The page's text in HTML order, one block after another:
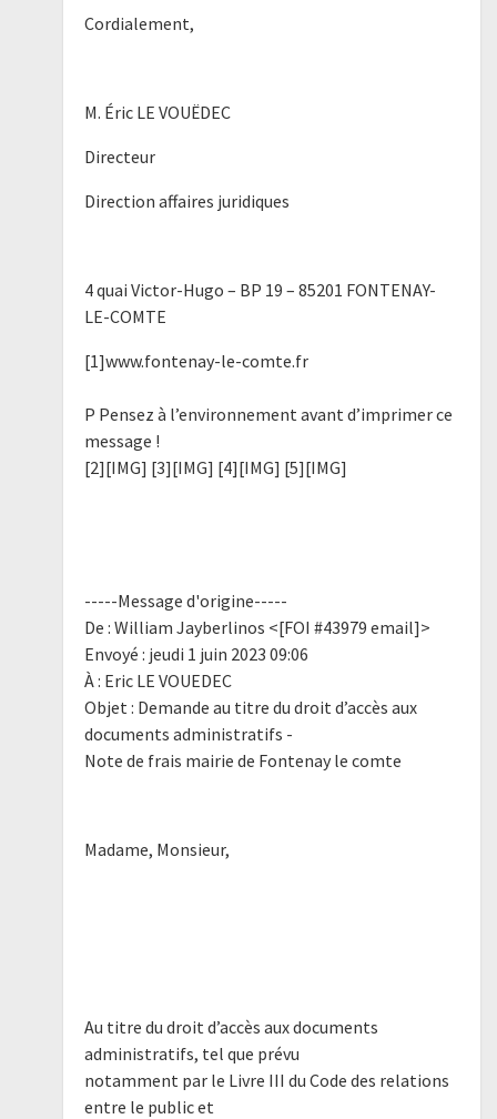
Cordialement,
M. Éric LE VOUËDEC
Directeur
Direction affaires juridiques
4 quai Victor-Hugo – BP 19 – 85201 FONTENAY-
LE-COMTE
[1]www.fontenay-le-comte.fr
P Pensez à l’environnement avant d’imprimer ce
message !
[2][IMG] [3][IMG] [4][IMG] [5][IMG]
-----Message d'origine-----
De : William Jayberlinos <[FOI #43979 email]>
Envoyé : jeudi 1 juin 2023 09:06
À : Eric LE VOUEDEC
Objet : Demande au titre du droit d’accès aux
documents administratifs -
Note de frais mairie de Fontenay le comte
Madame, Monsieur,
Au titre du droit d’accès aux documents
administratifs, tel que prévu
notamment par le Livre III du Code des relations
entre le public et